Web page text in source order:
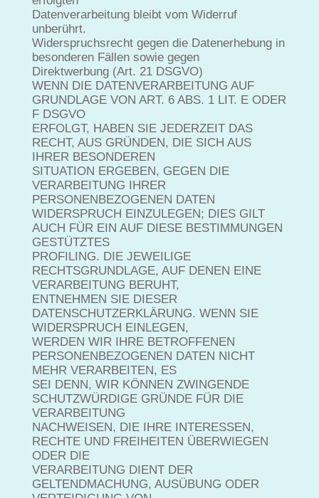
Datenverarbeitung bleibt vom Widerruf
unberührt.
Widerspruchsrecht gegen die Datenerhebung in
besonderen Fällen sowie gegen
Direktwerbung (Art. 21 DSGVO)
WENN DIE DATENVERARBEITUNG AUF
GRUNDLAGE VON ART. 6 ABS. 1 LIT. E ODER
F DSGVO
ERFOLGT, HABEN SIE JEDERZEIT DAS
RECHT, AUS GRÜNDEN, DIE SICH AUS
IHRER BESONDEREN
SITUATION ERGEBEN, GEGEN DIE
VERARBEITUNG IHRER
PERSONENBEZOGENEN DATEN
WIDERSPRUCH EINZULEGEN; DIES GILT
AUCH FÜR EIN AUF DIESE BESTIMMUNGEN
GESTÜTZTES
PROFILING. DIE JEWEILIGE
RECHTSGRUNDLAGE, AUF DENEN EINE
VERARBEITUNG BERUHT,
ENTNEHMEN SIE DIESER
DATENSCHUTZERKLÄRUNG. WENN SIE
WIDERSPRUCH EINLEGEN,
WERDEN WIR IHRE BETROFFENEN
PERSONENBEZOGENEN DATEN NICHT
MEHR VERARBEITEN, ES
SEI DENN, WIR KÖNNEN ZWINGENDE
SCHUTZWÜRDIGE GRÜNDE FÜR DIE
VERARBEITUNG
NACHWEISEN, DIE IHRE INTERESSEN,
RECHTE UND FREIHEITEN ÜBERWIEGEN
ODER DIE
VERARBEITUNG DIENT DER
GELTENDMACHUNG, AUSÜBUNG ODER